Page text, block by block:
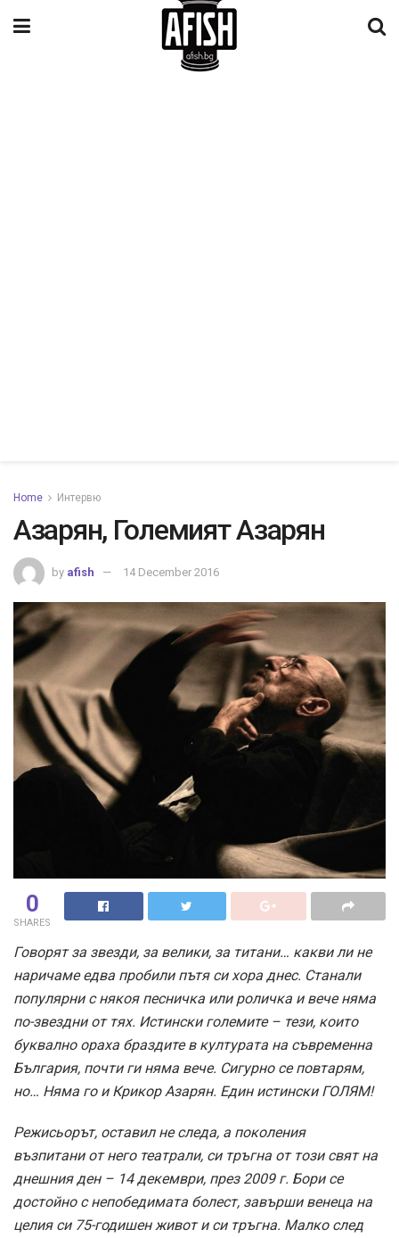
Home Интервю
Азарян, Големият Азарян
by afish 14 December 2016
0
SHARES
Говорят за звезди, за велики, за титани… какви ли не
наричаме едва пробили пътя си хора днес. Станали
популярни с някоя песничка или роличка и вече няма
по-звездни от тях. Истински големите – тези, които
буквално ораха браздите в културата на съвременна
България, почти ги няма вече. Сигурно се повтарям,
но… Няма го и Крикор Азарян. Един истински ГОЛЯМ!
Режисьорът, оставил не следа, а поколения
възпитани от него театрали, си тръгна от този свят на
днешния ден – 14 декември, през 2009 г. Бори се
достойно с непобедимата болест, завърши венеца на
целия си 75-годишен живот и си тръгна. Малко след